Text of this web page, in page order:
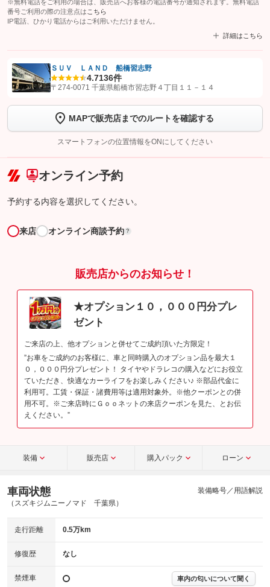
※無料電話をご利用の場合は、販売店へお客様の電話番号が通知されます。無料電話
番号ご利用の際の注意点は こちら
IP電話、ひかり電話からはご利用いただけません。
詳細はこちら
【STEP1】認証画面でグーネットを友だち追加してから「許可する」ボタンを押
トーク画面で
ボタンをタップして問い合わせを
完了してください。
こちら
ＳＵＶ ＬＡＮＤ 船橋習志野
4.7136件
〒274-0071 千葉県船橋市習志野４丁目１１－１４
MAPで販売店までのルートを確認する
スマートフォンの位置情報をONにしてください
オンライン予約
予約する内容を選択してください。
来店 オンライン商談予約 ?
販売店からのお知らせ！
★オプション１０，０００円分プレ
ゼント
ご来店の上、他オプションと併せてご成約頂いた方限定！
”お車をご成約のお客様に、車と同時購入のオプション品を最大１
０，０００円分プレゼント！ タイヤやドラレコの購入などにお役立
ていただき、快適なカーライフをお楽しみください♪ ※部品代金に
利用可。工賃・保証・諸費用等は適用対象外。※他クーポンとの併
用不可。※ご来店時にＧｏｏネットの来店クーポンを見た、とお伝
えください。”
装備 販売店 購入パック ローン
車両状態
（スズキジムニーノマド 千葉県）
装備略号／用語解説
走行距離 0.5万km
修復歴 なし
禁煙車 車内の匂いについて聞く